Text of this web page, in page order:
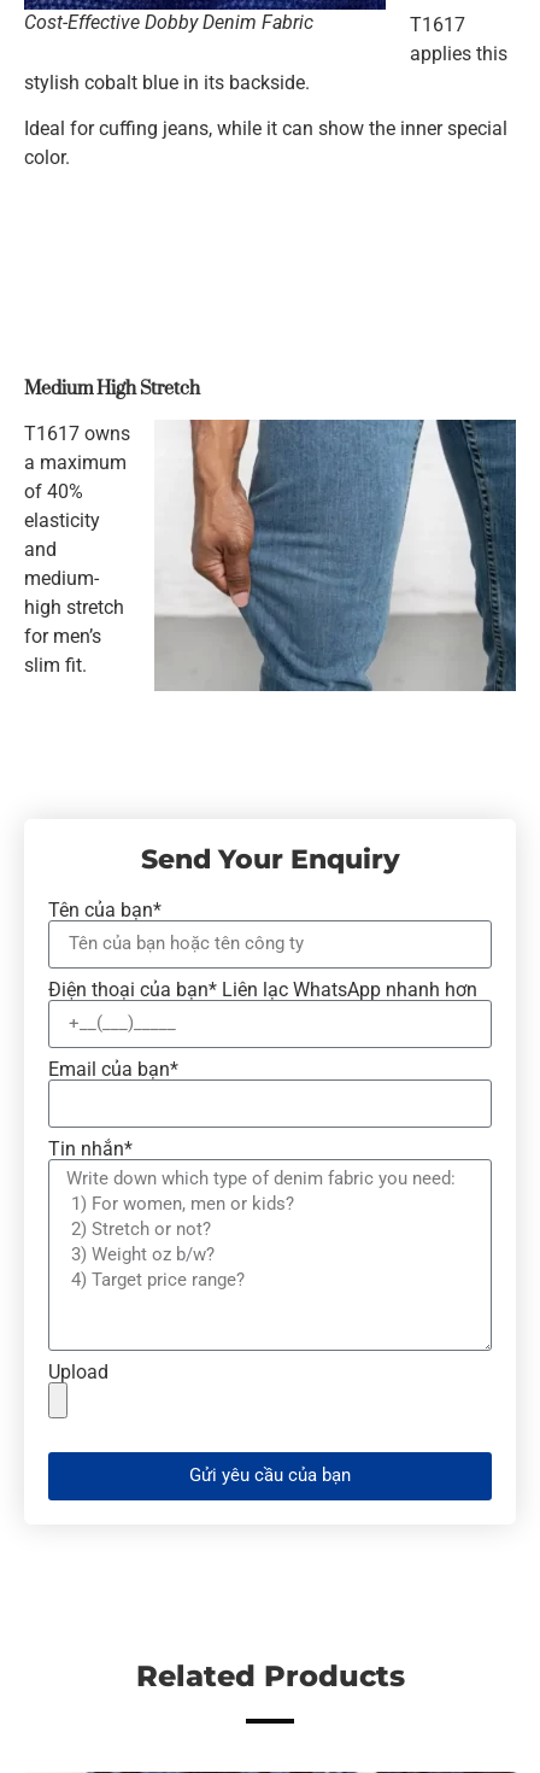
Cost-Effective Dobby Denim Fabric
T1617
applies this
stylish cobalt blue in its backside.
Ideal for cuffing jeans, while it can show the inner special
color.
Medium High Stretch
T1617 owns
a maximum
of 40%
elasticity
and
medium-
high stretch
for men’s
slim fit.
Send Your Enquiry
Tên của bạn*
Điện thoại của bạn* Liên lạc WhatsApp nhanh hơn
Email của bạn*
Tin nhắn*
Upload
Gửi yêu cầu của bạn
Related Products